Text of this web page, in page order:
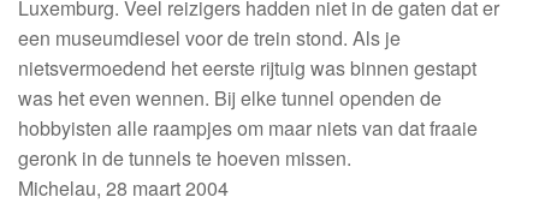
Luxemburg. Veel reizigers hadden niet in de gaten dat er
een museumdiesel voor de trein stond. Als je
nietsvermoedend het eerste rijtuig was binnen gestapt
was het even wennen. Bij elke tunnel openden de
hobbyisten alle raampjes om maar niets van dat fraaie
geronk in de tunnels te hoeven missen.
Michelau, 28 maart 2004